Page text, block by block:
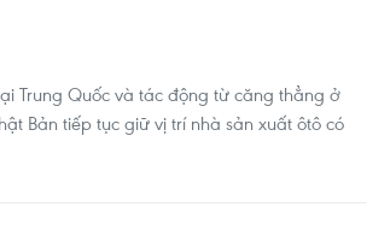
Trung Quốc và tác động từ căng thẳng ở
Bản tiếp tục giữ vị trí nhà sản xuất ôtô có